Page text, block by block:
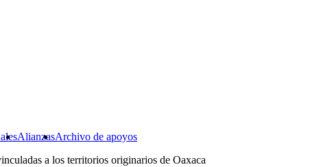
AlianzasArchivo de apoyos
a los territorios originarios de Oaxaca